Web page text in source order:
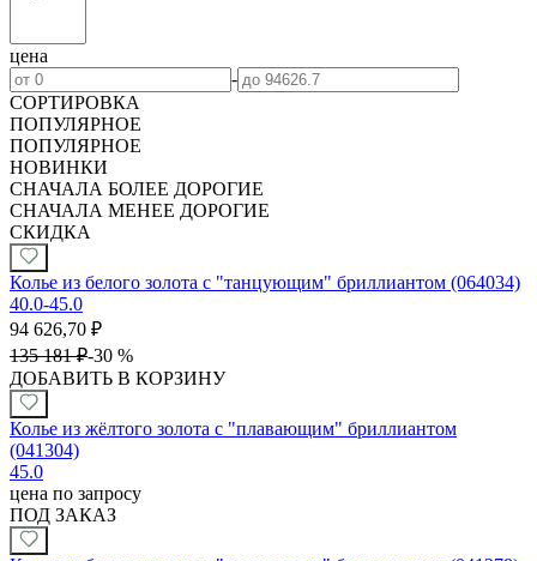
цена
-
СОРТИРОВКА
ПОПУЛЯРНОЕ
ПОПУЛЯРНОЕ
НОВИНКИ
СНАЧАЛА БОЛЕЕ ДОРОГИЕ
СНАЧАЛА МЕНЕЕ ДОРОГИЕ
СКИДКА
Колье из белого золота с "танцующим" бриллиантом (064034)
40.0-45.0
94 626,70 ₽
135 181 ₽-30 %
ДОБАВИТЬ В КОРЗИНУ
Колье из жёлтого золота с "плавающим" бриллиантом
(041304)
45.0
цена по запросу
ПОД ЗАКАЗ